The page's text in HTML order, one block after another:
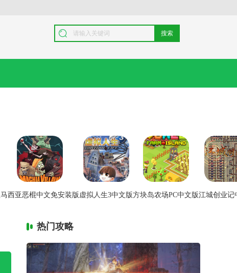
搜索
马西亚恶棍中文免安装版 虚拟人生3中文版方块岛农场PC中文版江城创业记
热门攻略